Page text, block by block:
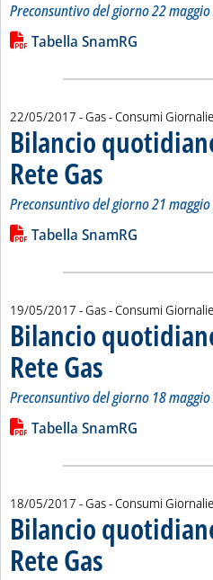
Preconsuntivo del giorno 22
Leggi tutta la notizia: 'Bilancio
Lista allegati PDF alla
Tabella SnamRG
22/05/2017 - Gas - Consumi
Bilancio
Rete Gas . Sottotitolo:
. Pubblicata lunedì 22
Preconsuntivo del giorno 21
Leggi tutta la notizia: 'Bilancio
Lista allegati PDF alla
Tabella SnamRG
19/05/2017 - Gas - Consumi
Bilancio
Rete Gas . Sottotitolo:
. Pubblicata venerdì 19
Preconsuntivo del giorno 18
Leggi tutta la notizia: 'Bilancio
Lista allegati PDF alla
Tabella SnamRG
18/05/2017 - Gas - Consumi
Bilancio
Rete Gas . Sottotitolo:
. Pubblicata giovedì 18